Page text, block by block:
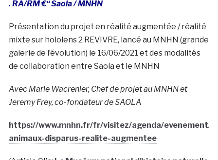
. RA/RM €“ Saola / MNHN
Présentation du projet en réalité augmentée / réalité
mixte sur hololens 2 REVIVRE, lancé au MNHN (grande
galerie de l’évolution) le 16/06/2021 et des modalités
de collaboration entre Saola et le MNHN
Avec Marie Wacrenier, Chef de projet au MNHN et
Jeremy Frey, co-fondateur de SAOLA
https://www.mnhn.fr/fr/visitez/agenda/evenement/
animaux-disparus-realite-augmentee